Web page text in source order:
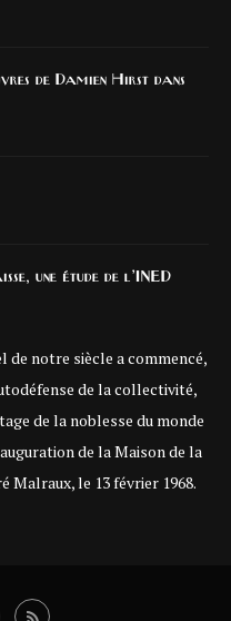
de Damien Hirst dans
une étude de l’INED
notre siècle a commencé,
de la collectivité,
de la noblesse du monde
de la Maison de la
Malraux, le 13 février 1968.